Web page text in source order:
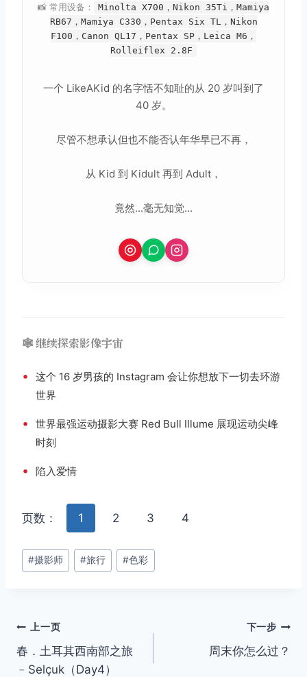
📸 常用设备：
Minolta X700，Nikon 35Ti，Mamiya
RB67，Mamiya C330，Pentax Six TL，Nikon
F100，Canon QL17，Pentax SP，Leica M6，
Rolleiflex 2.8F
一个 LikeAKid 的名字恬不知耻的从 20 岁叫到了
40 岁。
尽管不想承认但也不能否认年华早已不再，
从 Kid 到 Kidult 再到 Adult，
竟然...毫无知觉...
🕸️ 继续探索影像宇宙
•
这个 16 岁男孩的 Instagram 会让你想放下一切去环游
世界
•
世界最强运动摄影大赛 Red Bull Illume 展现运动尖峰
时刻
• 陷入爱情
页数： 1 2 3 4
文
章
#摄影师 #旅行 #色彩
文
章
上一页
春．土耳其西南部之旅
﹣Selçuk（Day4）
下一步
周末你怎么过？